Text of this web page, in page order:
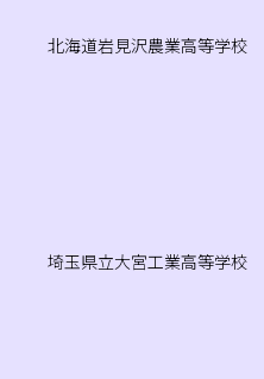
北海道岩見沢農業高等学校
埼玉県立大宮工業高等学校